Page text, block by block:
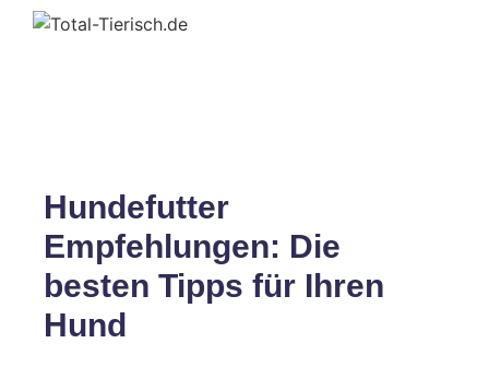
Hundefutter
Empfehlungen: Die
besten Tipps für Ihren
Hund